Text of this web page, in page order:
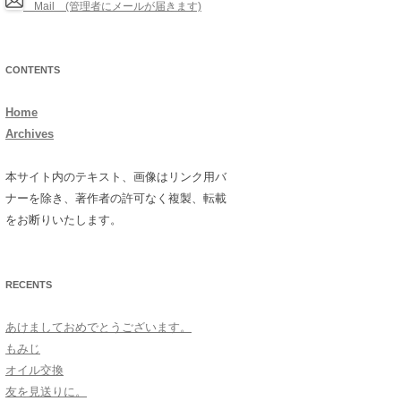
Mail (管理者にメールが届きます)
CONTENTS
Home
Archives
本サイト内のテキスト、画像はリンク用バ
ナーを除き、著作者の許可なく複製、転載
をお断りいたします。
RECENTS
あけましておめでとうございます。
もみじ
オイル交換
友を見送りに。